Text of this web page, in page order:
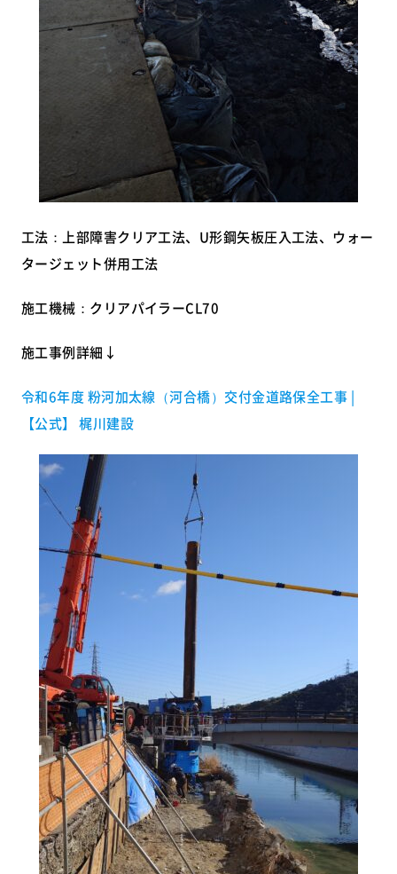
工法：上部障害クリア工法、U形鋼矢板圧入工法、ウォー
タージェット併用工法
施工機械：クリアパイラーCL70
施工事例詳細↓
令和6年度 粉河加太線（河合橋）交付金道路保全工事 |
【公式】 梶川建設